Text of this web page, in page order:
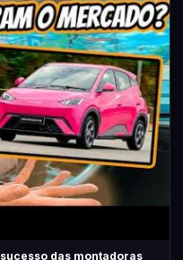
das montadoras